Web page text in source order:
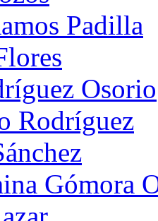
Padilla
Osorio
Rodríguez
Gómora